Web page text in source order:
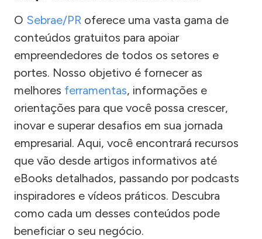
O Sebrae/PR oferece uma vasta gama de
conteúdos gratuitos para apoiar
empreendedores de todos os setores e
portes. Nosso objetivo é fornecer as
melhores ferramentas, informações e
orientações para que você possa crescer,
inovar e superar desafios em sua jornada
empresarial. Aqui, você encontrará recursos
que vão desde artigos informativos até
eBooks detalhados, passando por podcasts
inspiradores e vídeos práticos. Descubra
como cada um desses conteúdos pode
beneficiar o seu negócio.